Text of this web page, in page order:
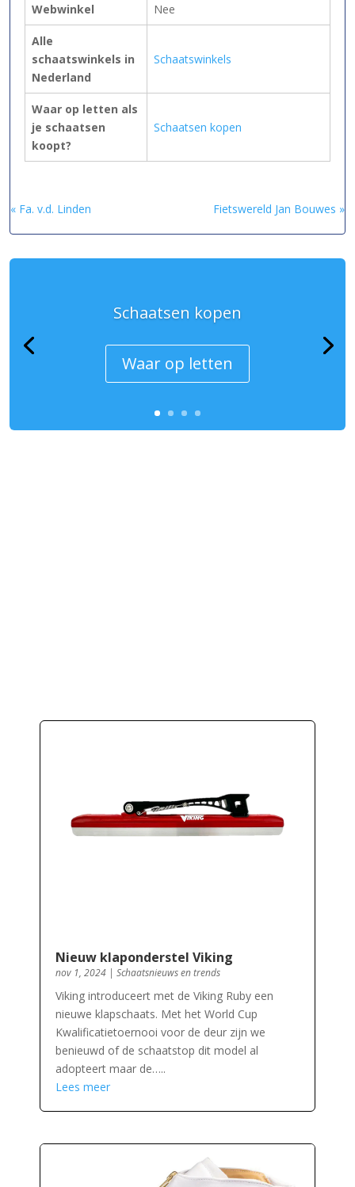
Webwinkel Nee
Alle
schaatswinkels in
Nederland
Schaatswinkels
Waar op letten als
je schaatsen
koopt?
Schaatsen kopen
« Fa. v.d. Linden Fietswereld Jan Bouwes »
Schaatsen kopen
Waar op letten
Nieuw klaponderstel Viking
nov 1, 2024| Schaatsnieuws en trends
Viking introduceert met de Viking Ruby een
nieuwe klapschaats. Met het World Cup
Kwalificatietoernooi voor de deur zijn we
benieuwd of de schaatstop dit model al
adopteert maar de…..
Lees meer